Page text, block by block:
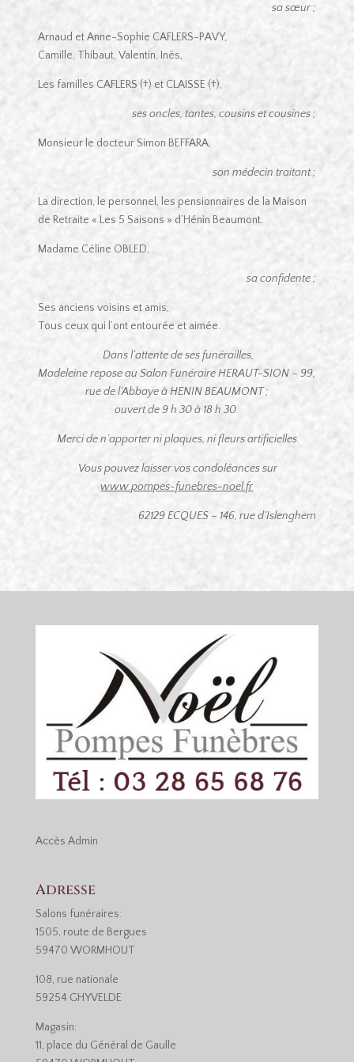
sa sœur ;
Arnaud et Anne-Sophie CAFLERS-PAVY,
Camille, Thibaut, Valentin, Inès,
Les familles CAFLERS (†) et CLAISSE (†),
ses oncles, tantes, cousins et cousines ;
Monsieur le docteur Simon BEFFARA,
son médecin traitant ;
La direction, le personnel, les pensionnaires de la Maison
de Retraite « Les 5 Saisons » d’Hénin Beaumont.
Madame Céline OBLED,
sa confidente ;
Ses anciens voisins et amis,
Tous ceux qui l’ont entourée et aimée.
Dans l’attente de ses funérailles,
Madeleine repose au Salon Funéraire HERAUT-SION – 99,
rue de l’Abbaye à HENIN BEAUMONT ;
ouvert de 9 h 30 à 18 h 30.
Merci de n’apporter ni plaques, ni fleurs artificielles.
Vous pouvez laisser vos condoléances sur
www.pompes-funebres-noel.fr
62129 ECQUES – 146, rue d’Islenghem
Accès Admin
Adresse
Salons funéraires:
1505, route de Bergues
59470 WORMHOUT
108, rue nationale
59254 GHYVELDE
Magasin:
11, place du Général de Gaulle